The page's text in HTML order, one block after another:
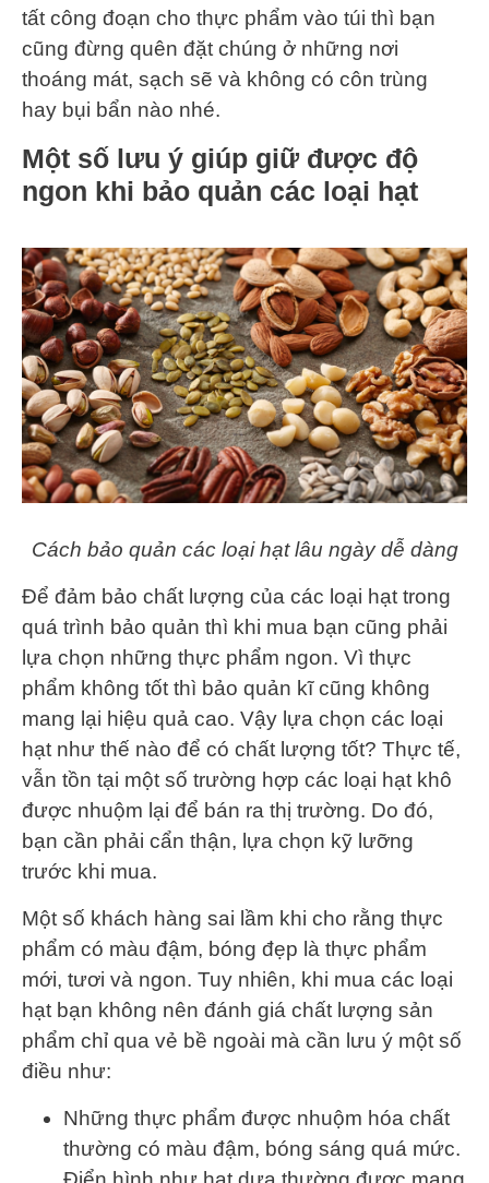
tất công đoạn cho thực phẩm vào túi thì bạn
cũng đừng quên đặt chúng ở những nơi
thoáng mát, sạch sẽ và không có côn trùng
hay bụi bẩn nào nhé.
Một số lưu ý giúp giữ được độ
ngon khi bảo quản các loại hạt
Cách bảo quản các loại hạt lâu ngày dễ dàng
Để đảm bảo chất lượng của các loại hạt trong
quá trình bảo quản thì khi mua bạn cũng phải
lựa chọn những thực phẩm ngon. Vì thực
phẩm không tốt thì bảo quản kĩ cũng không
mang lại hiệu quả cao. Vậy lựa chọn các loại
hạt như thế nào để có chất lượng tốt? Thực tế,
vẫn tồn tại một số trường hợp các loại hạt khô
được nhuộm lại để bán ra thị trường. Do đó,
bạn cần phải cẩn thận, lựa chọn kỹ lưỡng
trước khi mua.
Một số khách hàng sai lầm khi cho rằng thực
phẩm có màu đậm, bóng đẹp là thực phẩm
mới, tươi và ngon. Tuy nhiên, khi mua các loại
hạt bạn không nên đánh giá chất lượng sản
phẩm chỉ qua vẻ bề ngoài mà cần lưu ý một số
điều như:
Những thực phẩm được nhuộm hóa chất
thường có màu đậm, bóng sáng quá mức.